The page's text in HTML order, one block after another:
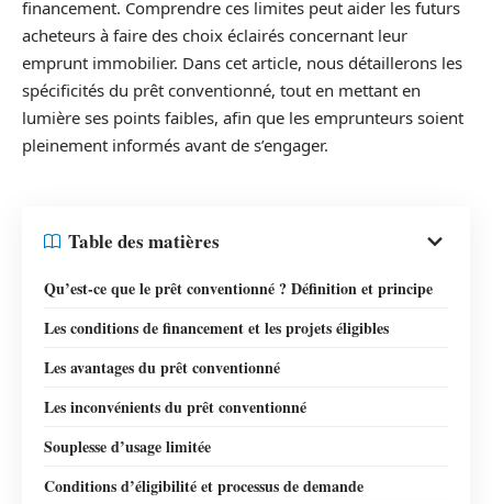
financement. Comprendre ces limites peut aider les futurs
acheteurs à faire des choix éclairés concernant leur
emprunt immobilier. Dans cet article, nous détaillerons les
spécificités du prêt conventionné, tout en mettant en
lumière ses points faibles, afin que les emprunteurs soient
pleinement informés avant de s’engager.
Table des matières
Qu’est-ce que le prêt conventionné ? Définition et principe
Les conditions de financement et les projets éligibles
Les avantages du prêt conventionné
Les inconvénients du prêt conventionné
Souplesse d’usage limitée
Conditions d’éligibilité et processus de demande